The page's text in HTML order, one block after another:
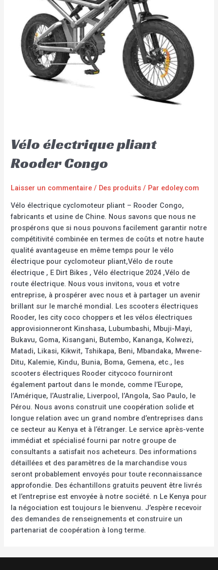
Vélo électrique pliant
Rooder Congo
Laisser un commentaire / Des produits / Par edoley.com
Vélo électrique cyclomoteur pliant – Rooder Congo,
fabricants et usine de Chine. Nous savons que nous ne
prospérons que si nous pouvons facilement garantir notre
compétitivité combinée en termes de coûts et notre haute
qualité avantageuse en même temps pour le vélo
électrique pour cyclomoteur pliant,Vélo de route
électrique , E Dirt Bikes , Vélo électrique 2024 ,Vélo de
route électrique. Nous vous invitons, vous et votre
entreprise, à prospérer avec nous et à partager un avenir
brillant sur le marché mondial. Les scooters électriques
Rooder, les city coco choppers et les vélos électriques
approvisionneront Kinshasa, Lubumbashi, Mbuji-Mayi,
Bukavu, Goma, Kisangani, Butembo, Kananga, Kolwezi,
Matadi, Likasi, Kikwit, Tshikapa, Beni, Mbandaka, Mwene-
Ditu, Kalemie, Kindu, Bunia, Boma, Gemena, etc., les
scooters électriques Rooder citycoco fourniront
également partout dans le monde, comme l’Europe,
l’Amérique, l’Australie, Liverpool, l’Angola, Sao Paulo, le
Pérou. Nous avons construit une coopération solide et
longue relation avec un grand nombre d’entreprises dans
ce secteur au Kenya et à l’étranger. Le service après-vente
immédiat et spécialisé fourni par notre groupe de
consultants a satisfait nos acheteurs. Des informations
détaillées et des paramètres de la marchandise vous
seront probablement envoyés pour toute reconnaissance
approfondie. Des échantillons gratuits peuvent être livrés
et l’entreprise est envoyée à notre société. n Le Kenya pour
la négociation est toujours le bienvenu. J’espère recevoir
des demandes de renseignements et construire un
partenariat de coopération à long terme.